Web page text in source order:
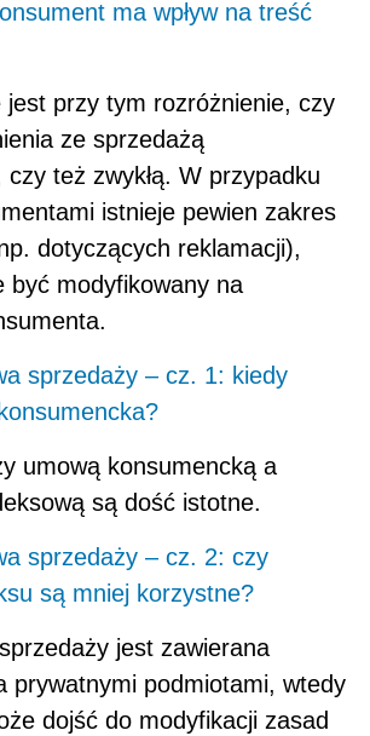
ma wpływ na treść
jest przy tym rozróżnienie, czy
ze sprzedażą
czy też zwykłą. W przypadku
istnieje pewien zakres
dotyczących reklamacji),
być modyfikowany na
sprzedaży – cz. 1: kiedy
umową konsumencką a
są dość istotne.
sprzedaży – cz. 2: czy
są mniej korzystne?
jest zawierana
prywatnymi podmiotami, wtedy
dojść do modyfikacji zasad